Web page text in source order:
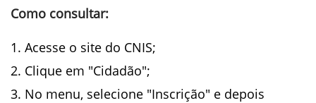
Como consultar:
Acesse o site do CNIS;
Clique em "Cidadão";
No menu, selecione "Inscrição" e depois